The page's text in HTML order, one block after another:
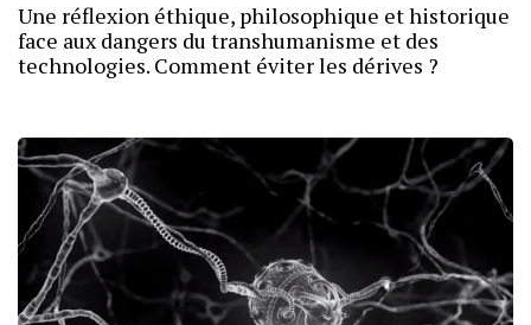
Une réflexion éthique, philosophique et historique
face aux dangers du transhumanisme et des
technologies. Comment éviter les dérives ?